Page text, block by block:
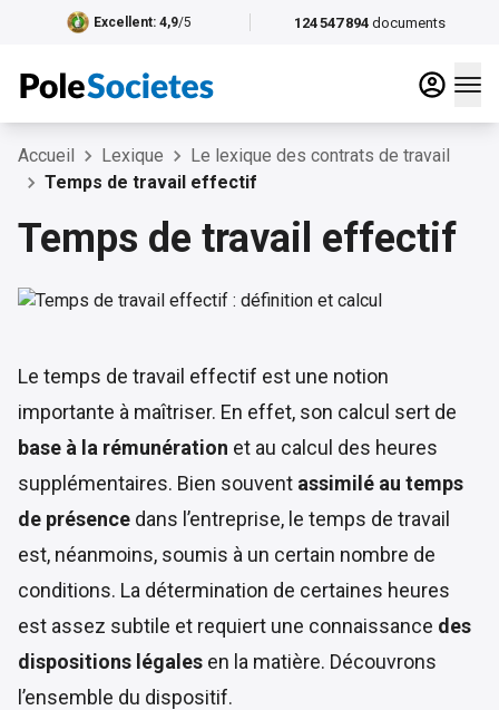
124 547 894 documents
Excellent: 4,9/5
Accueil Lexique
Le lexique des contrats de travail
Temps de travail effectif
Temps de travail effectif
Le temps de travail effectif est une notion
importante à maîtriser. En effet, son calcul sert de
base à la rémunération et au calcul des heures
supplémentaires. Bien souvent assimilé au temps
de présence dans l’entreprise, le temps de travail
est, néanmoins, soumis à un certain nombre de
conditions. La détermination de certaines heures
est assez subtile et requiert une connaissance des
dispositions légales en la matière. Découvrons
l’ensemble du dispositif.